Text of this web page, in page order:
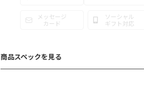
メッセージ
カード
ソーシャル
ギフト対応
商品スペックを見る